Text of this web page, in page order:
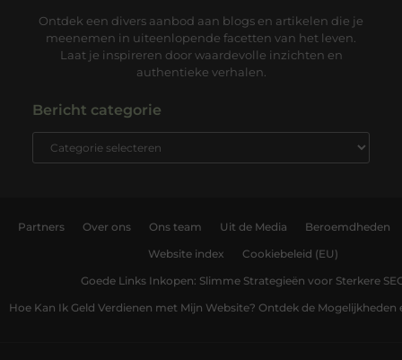
Ontdek een divers aanbod aan blogs en artikelen die je
meenemen in uiteenlopende facetten van het leven.
Laat je inspireren door waardevolle inzichten en
authentieke verhalen.
Bericht categorie
Partners Over ons Ons team Uit de Media Beroemdheden
Website index Cookiebeleid (EU)
Goede Links Inkopen: Slimme Strategieën voor Sterkere
Hoe Kan Ik Geld Verdienen met Mijn Website? Ontdek de Mogelijkheden